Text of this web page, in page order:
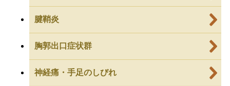
腱鞘炎
胸郭出口症状群
神経痛・手足のしびれ